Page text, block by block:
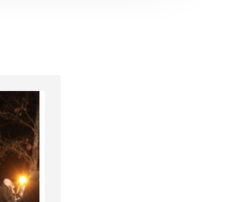
Rahmen Ihrer Nutzung